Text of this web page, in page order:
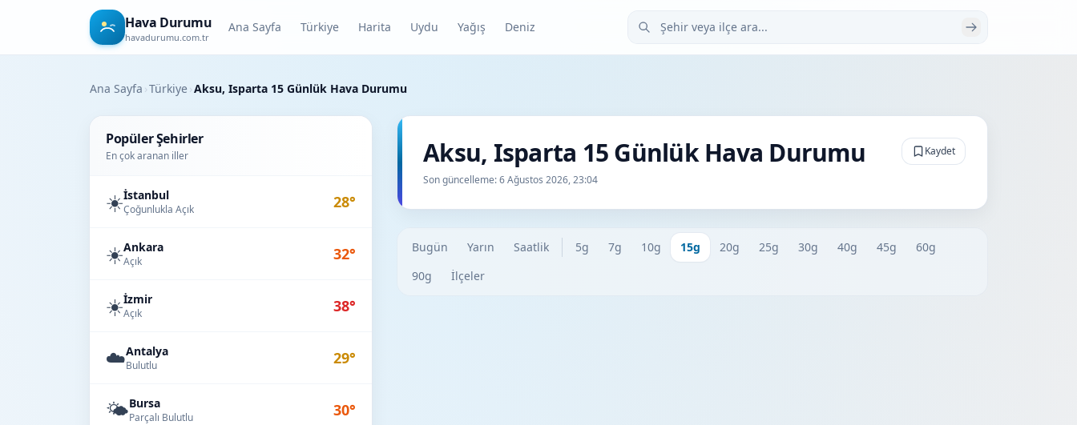
Hava Durumu
havadurumu.com.tr
Ana Sayfa Türkiye Harita Uydu Yağış Deniz Şehir veya ilçe ara
Ana Sayfa ›Türkiye›Aksu, Isparta 15 Günlük Hava Durumu
Popüler Şehirler
En çok aranan iller
☀️İstanbul
Çoğunlukla Açık 28°
☀️Ankara
Açık 32°
☀️İzmir
Açık 38°
☁️Antalya
Bulutlu 29°
🌤️Bursa
Parçalı Bulutlu 30°
Aksu, Isparta 15 Günlük Hava Durumu
Son güncelleme:6 Ağustos 2026, 23:04
Kaydet
Bugün Yarın Saatlik 5g 7g 10g 15g 20g 25g 30g 40g 45g
60g
90g
İlçeler